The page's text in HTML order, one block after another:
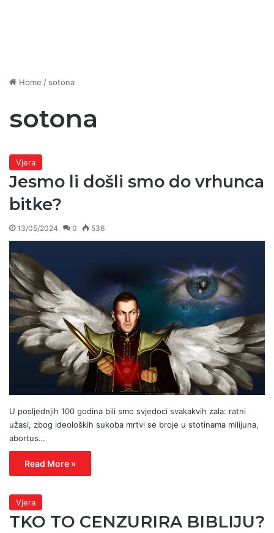
Home / sotona
sotona
Vjera
Jesmo li došli smo do vrhunca
bitke?
13/05/2024 0 536
U posljednjih 100 godina bili smo svjedoci svakakvih zala: ratni
užasi, zbog ideoloških sukoba mrtvi se broje u stotinama milijuna,
abortus…
Read More »
Vjera
TKO TO CENZURIRA BIBLIJU?